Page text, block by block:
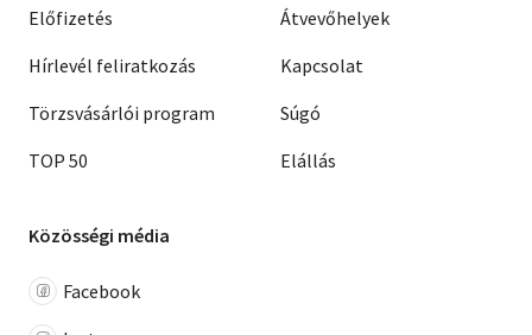
Előfizetés
Hírlevél feliratkozás
Törzsvásárlói program
TOP 50
Átvevőhelyek
Kapcsolat
Súgó
Elállás
Közösségi média
Facebook